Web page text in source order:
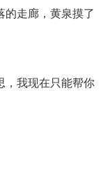
的走廊，黄泉摸了
我现在只能帮你